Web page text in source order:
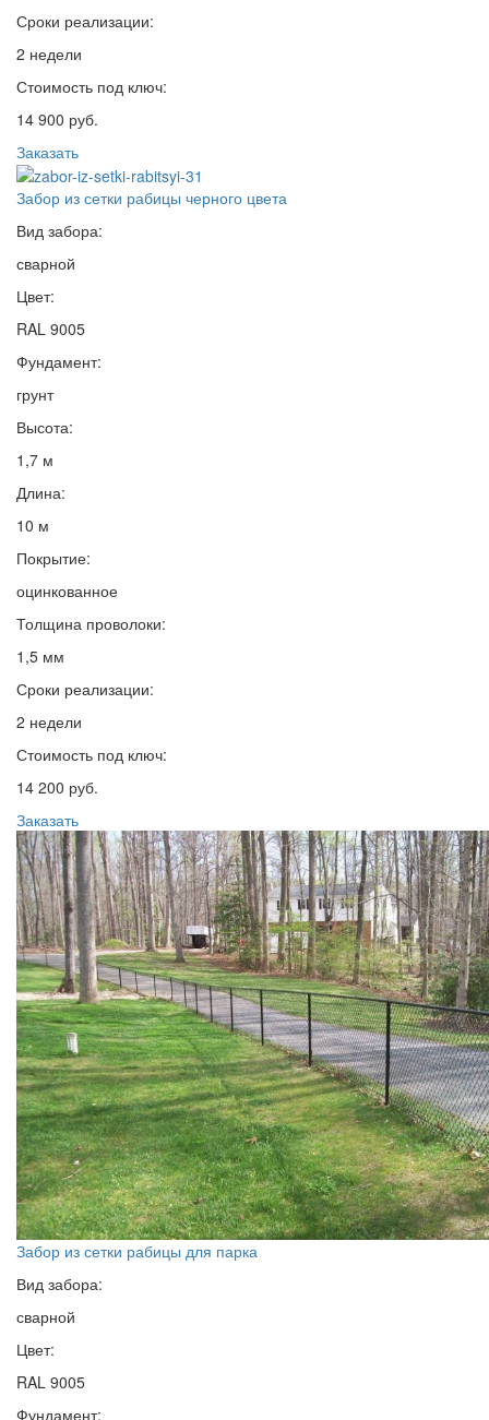
Сроки реализации:
2 недели
Стоимость под ключ:
14 900 руб.
Заказать
Забор из сетки рабицы черного цвета
Вид забора:
сварной
Цвет:
RAL 9005
Фундамент:
грунт
Высота:
1,7 м
Длина:
10 м
Покрытие:
оцинкованное
Толщина проволоки:
1,5 мм
Сроки реализации:
2 недели
Стоимость под ключ:
14 200 руб.
Заказать
Забор из сетки рабицы для парка
Вид забора:
сварной
Цвет:
RAL 9005
Фундамент: